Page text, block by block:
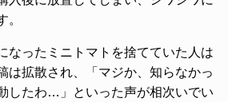
。
なったミニトマトを捨てていた人は
は拡散され、「マジか、知らなかっ
したわ…」といった声が相次いでい